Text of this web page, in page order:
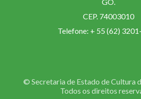
CEP. 74003010
Telefone: + 55 (62)
© Secretaria de Estado de Cultura
Todos os direitos